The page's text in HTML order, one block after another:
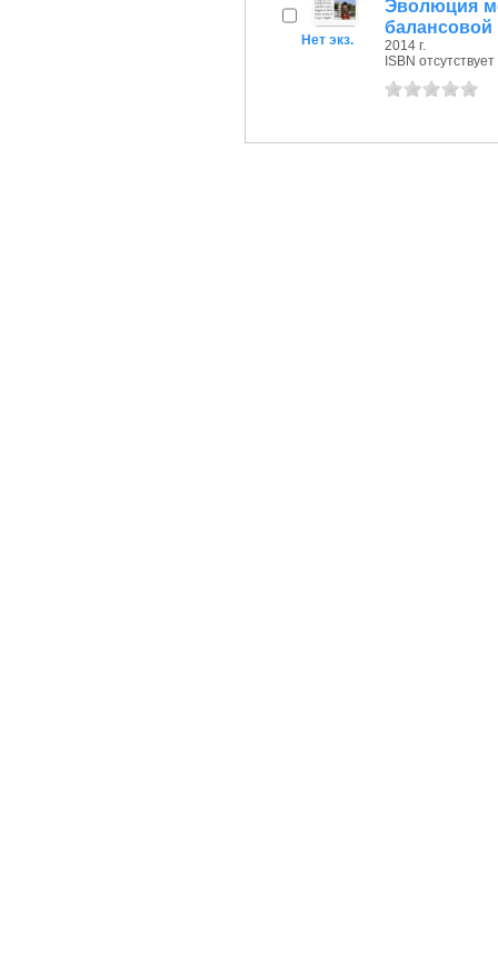
Нет экз.
Эволюция
2014 г.
ISBN отсутствует